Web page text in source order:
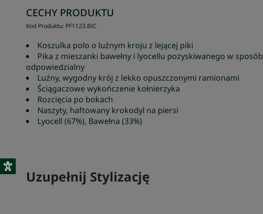
CECHY PRODUKTU
Kod Produktu: PF1123.BIC
Koszulka polo o luźnym kroju z lejącej piki
Pika z mieszanki bawełny i lyocellu pozyskiwanego w sposób
odpowiedzialny
Luźny, wygodny krój z lekko opuszczonymi ramionami
Ściągaczowe wykończenie kołnierzyka
Rozcięcia po bokach
Naszyty, haftowany krokodyl na piersi
Lyocell (67%), Bawełna (33%)
Uzupełnij Stylizację